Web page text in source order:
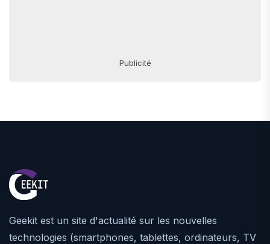
Publicité
Geekit est un site d'actualité sur les nouvelles
technologies (smartphones, tablettes, ordinateurs, TV